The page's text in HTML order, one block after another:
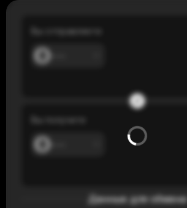
Вы отправляете
Данные для обмена